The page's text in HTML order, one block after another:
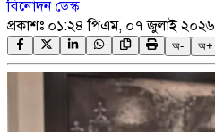
বিনোদন ডেস্ক
প্রকাশঃ ০১:২৪ পিএম, ০৭ জুলাই ২০২৬
অ- অ+